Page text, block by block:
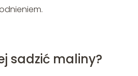
sadzić maliny?